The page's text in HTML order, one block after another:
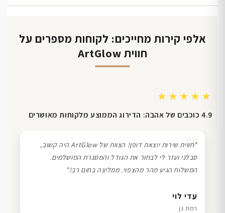
אלפי קירות מחייכים: לקוחות מספרים על
חווית ArtGlow
★★★★★
4.9 כוכבים של אהבה: הדירוג הממוצע מלקוחות מאושרים
שרון כהן
תל אביב
❞
"חווית שירות יוצאת דופן! הצוות של ArtGlow היה קשוב,
סבלני ועזר לי לבחור את הגודל והמסגרת המושלמים.
המשלוח הגיע מהר מהצפוי. ממליצה בחום רב!"
עדי לוי
רמת גן
דנה גל
חיפה
ליאת ויוסי מ.
הוד השרון